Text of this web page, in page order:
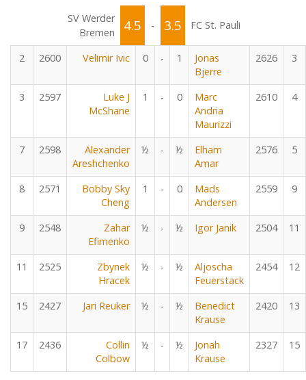
SV Werder
Bremen
4.5 - 3.5 FC St. Pauli
2 2600 Velimir Ivic 0 - 1
Jonas
Bjerre
2626 3
3 2597
Luke J
McShane
1 - 0
Marc
Andria
Maurizzi
2610 4
7 2598
Alexander
Areshchenko
½ - ½
Elham
Amar
2576 5
8 2571
Bobby Sky
Cheng
1 - 0
Mads
Andersen
2559 9
9 2548
Zahar
Efimenko
½ - ½ Igor Janik 2504 11
11 2525
Zbynek
Hracek
½ - ½
Aljoscha
Feuerstack
2454 12
15 2427 Jari Reuker ½ - ½
Benedict
Krause
2420 13
17 2436
Collin
Colbow
½ - ½
Jonah
Krause
2327 15